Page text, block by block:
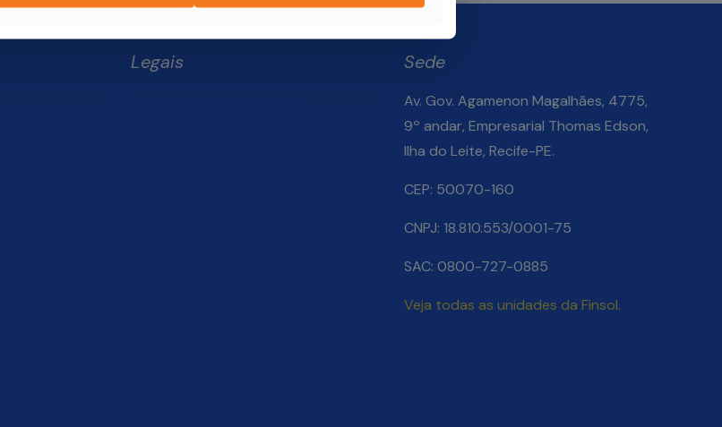
Legais Sede
Av. Gov. Agamenon Magalhães, 4775,
9º andar, Empresarial Thomas Edson,
Ilha do Leite, Recife-PE.
CEP: 50070-160
CNPJ: 18.810.553/0001-75
SAC: 0800-727-0885
Veja todas as unidades da Finsol.